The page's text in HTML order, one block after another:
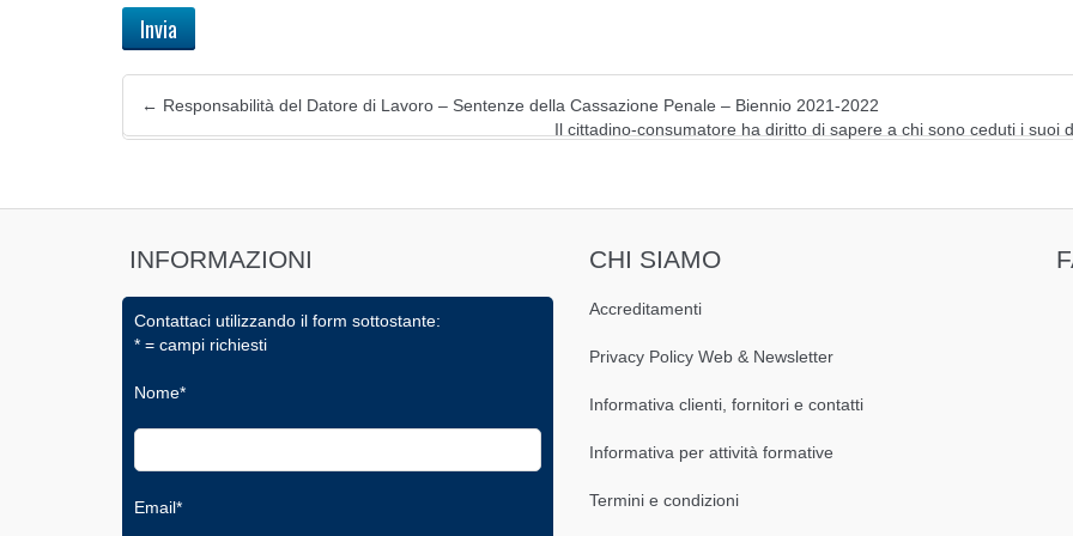
← Responsabilità del Datore di Lavoro – Sentenze della Cassazione Penale – Biennio 2021-2022
Il cittadino-consumatore ha diritto di sapere a chi sono ceduti i suoi
INFORMAZIONI
Contattaci utilizzando il form sottostante:
* = campi richiesti
Nome*
Email*
CHI SIAMO
Accreditamenti
Privacy Policy Web & Newsletter
Informativa clienti, fornitori e contatti
Informativa per attività formative
Termini e condizioni